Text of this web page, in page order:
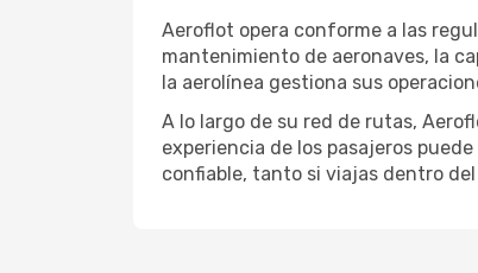
Aeroflot opera conforme a las
mantenimiento de aeronaves, la
la aerolínea gestiona sus
A lo largo de su red de rutas,
experiencia de los pasajeros
confiable, tanto si viajas dentro